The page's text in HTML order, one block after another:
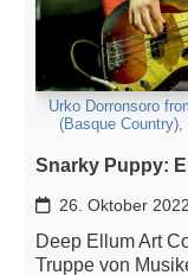
Urko Dorronsoro
(Basque Country)
Snarky Puppy:
26. Oktober 2022
Deep Ellum Art
Truppe von